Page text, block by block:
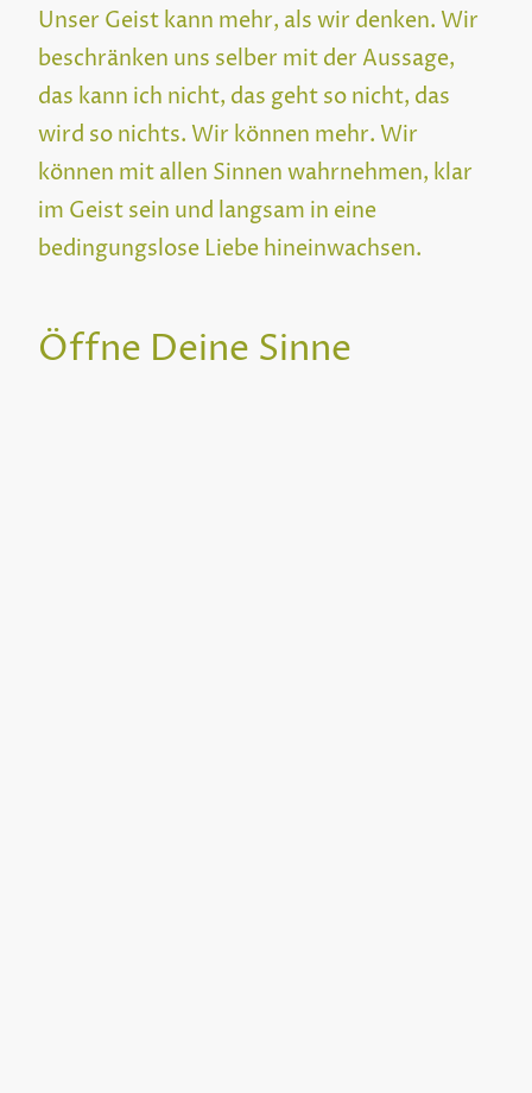
Unser Geist kann mehr, als wir denken. Wir
beschränken uns selber mit der Aussage,
das kann ich nicht, das geht so nicht, das
wird so nichts. Wir können mehr. Wir
können mit allen Sinnen wahrnehmen, klar
im Geist sein und langsam in eine
bedingungslose Liebe hineinwachsen.
Öffne Deine Sinne